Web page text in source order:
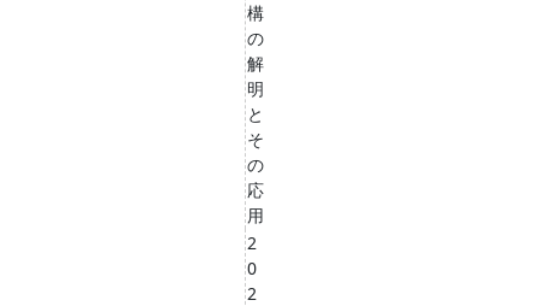
構
の
解
明
と
そ
の
応
用
2
0
2